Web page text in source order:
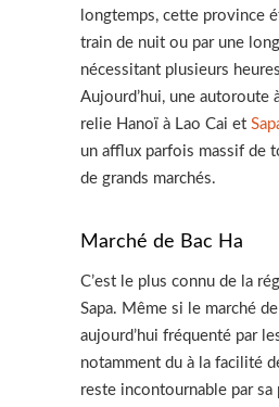
longtemps, cette province
train de nuit ou par une
nécessitant plusieurs
Aujourd’hui, une autoroute
relie Hanoï à Lao Cai et
un afflux parfois massif de
de grands marchés.
Marché de Bac Ha
C’est le plus connu de la
Sapa. Même si le marché de
aujourd’hui fréquenté par
notamment du à la facilité
reste incontournable par